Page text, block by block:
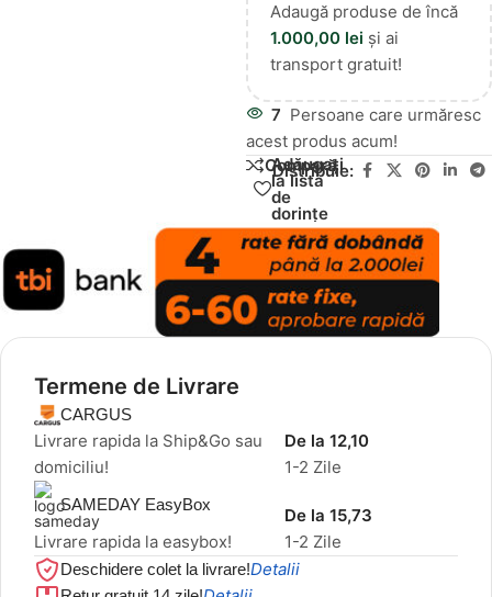
Adaugă produse de încă
1.000,00 lei și ai
transport gratuit!
7 Persoane care urmăresc
acest produs acum!
Compară
Adăugați
la lista
de
dorințe
Distribuie:
Termene de Livrare
CARGUS
Livrare rapida la Ship&Go sau
domiciliu!
1-2 Zile
De la 12,10
SAMEDAY EasyBox
Livrare rapida la easybox! 1-2 Zile
De la 15,73
Deschidere colet la livrare!Detalii